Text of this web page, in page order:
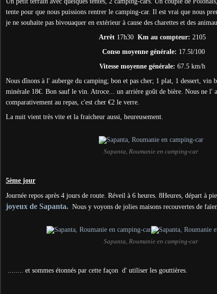
tente pour que nous puissions rentrer le camping-car. Il est vrai que nous
je ne souhaite pas bivouaquer en extérieur à cause des charettes et des
Arrêt 17h30Km au compteur: 2105
Conso moyenne générale: 17.5l/100
Vitesse moyenne générale: 67.5 km/h
Nous dînons à l' auberge du camping; bon et pas cher; 1 plat, 1 dessert, vin
minérale 18€. Bon sauf le vin. Atroce... un arrière goût de bière. Nous ne l'
comparativement au repas, c'est cher €2 le verre.
La nuit vient très vite et la fraicheur aussi, heureusement.
Sapanta, Roumanie en camping-car
5ème jour
Journée repos après 4 jours de route. Réveil à 6 heures. 8Heures, départ à
joyeux de Sapanta. Nous y voyons de jolies maisons recouvertes de
Sapanta, Roumanie en camping-car
........ et sommes étonnés par cette façon d' utiliser les gouttières.